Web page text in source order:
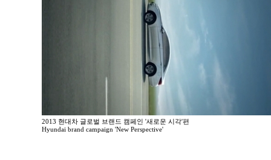
2013 현대차 글로벌 브랜드 캠페인 '새로운 시각'편
Hyundai brand campaign 'New Perspective'